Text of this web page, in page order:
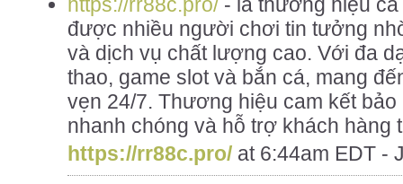
được nhiều người chơi tin tưởng
và dịch vụ chất lượng cao. Với đa
thao, game slot và bắn cá, mang
vẹn 24/7. Thương hiệu cam kết bảo
nhanh chóng và hỗ trợ khách hàng
https://rr88c.pro/ at 6:44am EDT -